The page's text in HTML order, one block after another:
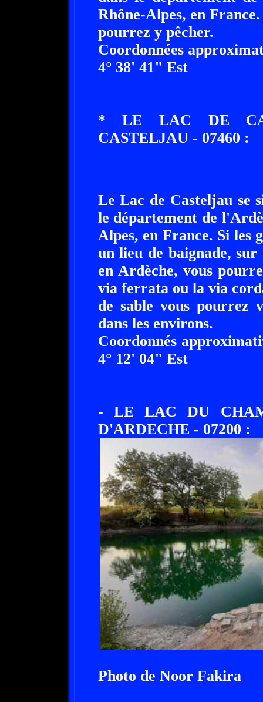
Rhône-Alpes, en
pourrez y pêcher.
Coordonnées
4° 38' 41" Est
* LE LAC DE
CASTELJAU - 07460 :
Le Lac de Casteljau se
le département de
Alpes, en France. Si les
un lieu de baignade,
en Ardèche, vous
via ferrata ou la via
de sable vous pourrez
dans les environs.
Coordonnés
4° 12' 04" Est
- LE LAC DU
D'ARDECHE - 07200 :
Photo de Noor Fakira